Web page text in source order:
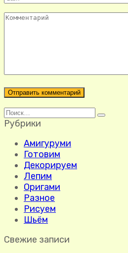
Комментарий
Search
for:
Рубрики
Амигуруми
Готовим
Декорируем
Лепим
Оригами
Разное
Рисуем
Шьём
Свежие записи